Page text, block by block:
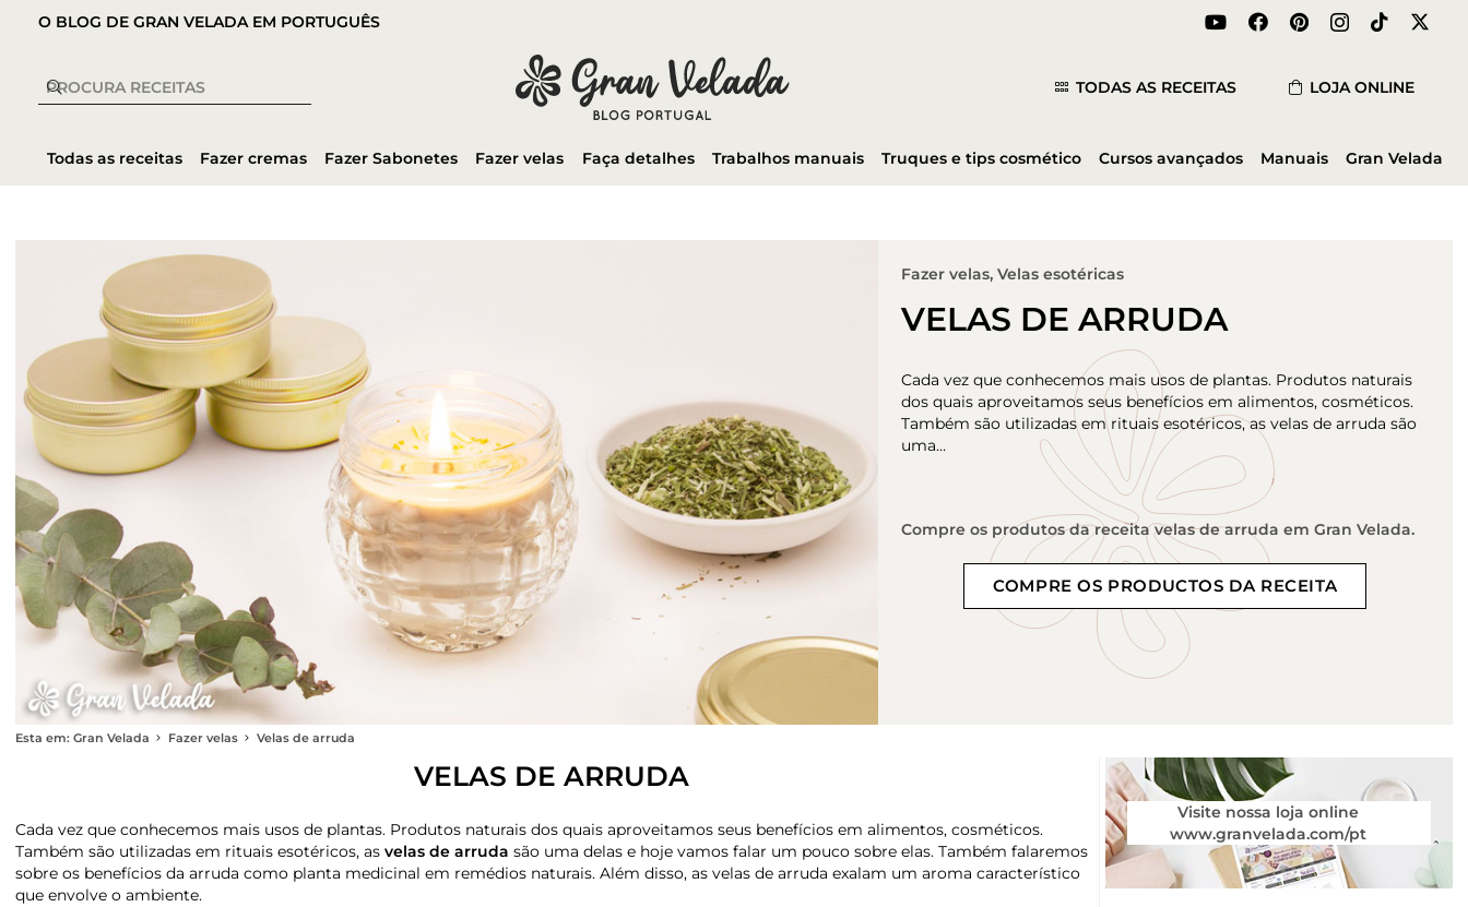
O BLOG DE GRAN VELADA EM PORTUGUÊS
TODAS AS RECEITAS LOJA ONLINE
Todas as receitas Fazer cremas Fazer Sabonetes Fazer velas Faça detalhes Trabalhos manuais Truques e tips cosmético Cursos avançados Manuais Gran Velada
Fazer velas, Velas esotéricas
VELAS DE ARRUDA
Cada vez que conhecemos mais usos de plantas. Produtos naturais
dos quais aproveitamos seus benefícios em alimentos, cosméticos.
Também são utilizadas em rituais esotéricos, as velas de arruda são
uma…
Compre os produtos da receita velas de arruda em Gran Velada.
COMPRE OS PRODUCTOS DA RECEITA
Esta em: Gran Velada Fazer velas Velas de arruda
VELAS DE ARRUDA
Cada vez que conhecemos mais usos de plantas. Produtos naturais dos quais aproveitamos seus benefícios em alimentos, cosméticos.
Também são utilizadas em rituais esotéricos, as velas de arruda são uma delas e hoje vamos falar um pouco sobre elas. Também falaremos
sobre os benefícios da arruda como planta medicinal em remédios naturais. Além disso, as velas de arruda exalam um aroma característico
que envolve o ambiente.
Visite nossa loja online
www.granvelada.com/pt